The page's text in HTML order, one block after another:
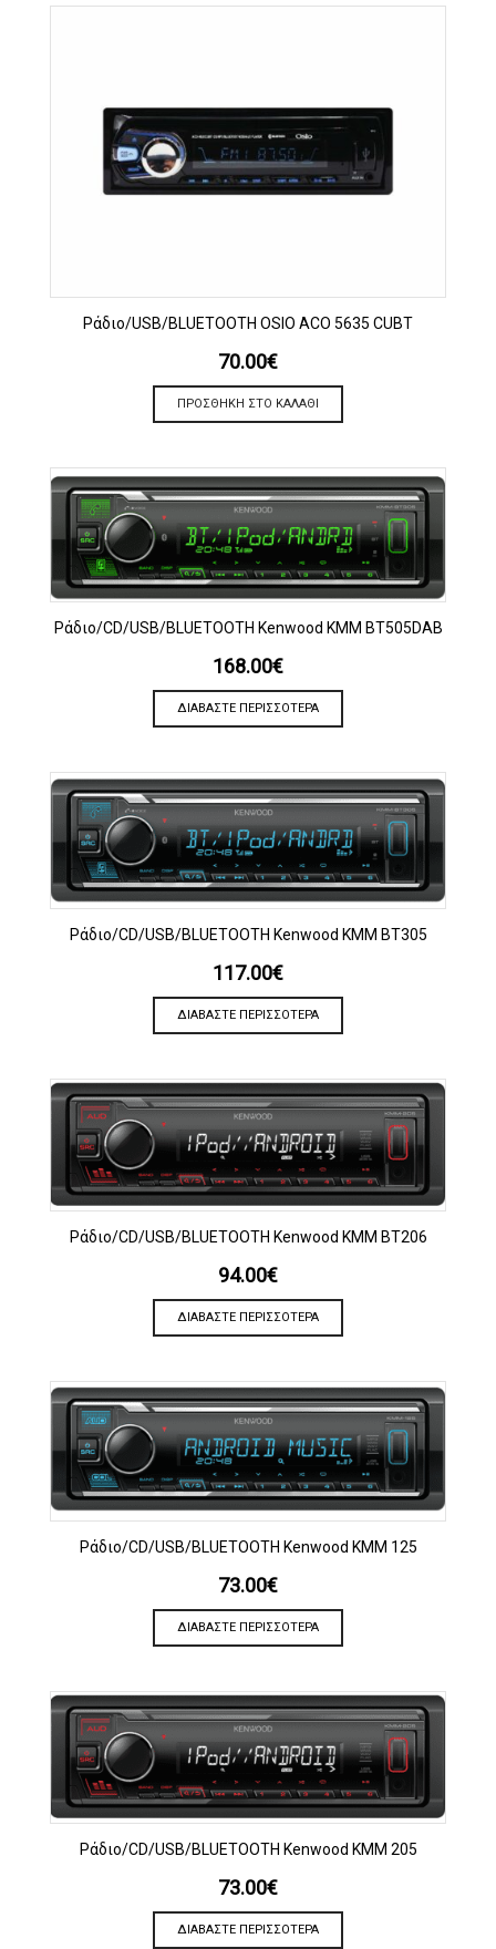
Ράδιο/USB/BLUETOOTH OSIO ACO 5635 CUBT
70.00€
ΠΡΟΣΘΉΚΗ ΣΤΟ ΚΑΛΆΘΙ
Ράδιο/CD/USB/BLUETOOTH Kenwood KMM BT505DAB
168.00€
ΔΙΑΒΆΣΤΕ ΠΕΡΙΣΣΌΤΕΡΑ
Ράδιο/CD/USB/BLUETOOTH Kenwood KMM BT305
117.00€
ΔΙΑΒΆΣΤΕ ΠΕΡΙΣΣΌΤΕΡΑ
Ράδιο/CD/USB/BLUETOOTH Kenwood KMM BT206
94.00€
ΔΙΑΒΆΣΤΕ ΠΕΡΙΣΣΌΤΕΡΑ
Ράδιο/CD/USB/BLUETOOTH Kenwood KMM 125
73.00€
ΔΙΑΒΆΣΤΕ ΠΕΡΙΣΣΌΤΕΡΑ
Ράδιο/CD/USB/BLUETOOTH Kenwood KMM 205
73.00€
ΔΙΑΒΆΣΤΕ ΠΕΡΙΣΣΌΤΕΡΑ